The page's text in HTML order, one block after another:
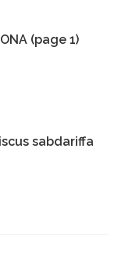
(page 1)
sabdariffa